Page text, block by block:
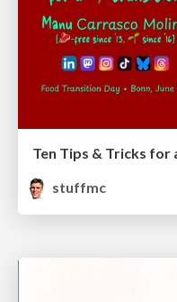
Ten Tips & Tricks for
stuffmc